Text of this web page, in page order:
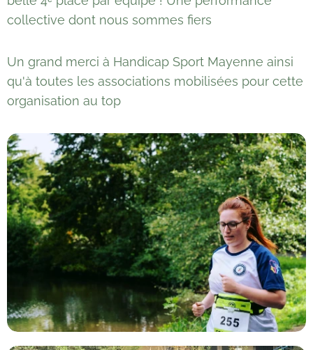
collective dont nous sommes fiers 💪
Un grand merci à Handicap Sport Mayenne ainsi
qu'à toutes les associations mobilisées pour cette
organisation au top 👏